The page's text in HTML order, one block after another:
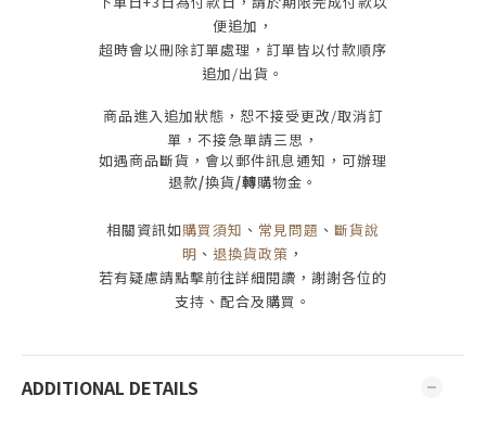
便追加，
超時會以刪除訂單處理，訂單皆以付款順序
追加/出貨 。
商品進入追加狀態，恕不接受更改/取消訂
單， 不接急單請三思 ，
如遇商品斷貨，會以郵件訊息通知，可辦理
退款/換貨/轉購物金。
相關資訊如購買須知 、 常見問題 、 斷貨說
明 、 退換貨政策 ，
若有疑慮請點擊前往詳細閱讀，謝謝各位的
支持、配合及購買 。
ADDITIONAL DETAILS